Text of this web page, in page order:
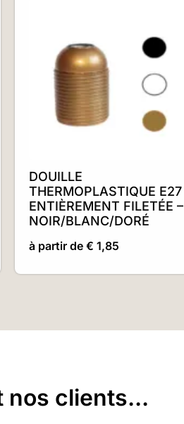
DOUILLE
THERMOPLASTIQUE E27
ENTIÈREMENT FILETÉE –
NOIR/BLANC/DORÉ
à partir de € 1,85
nos clients...